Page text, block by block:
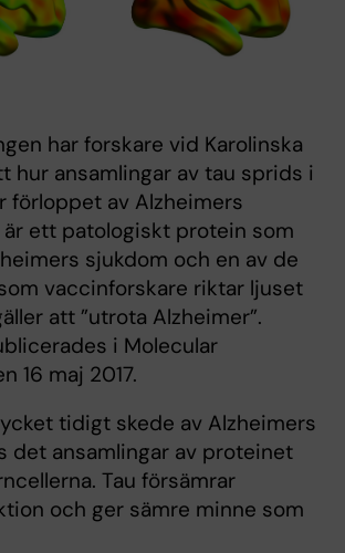
har forskare vid Karolinska
hur ansamlingar av tau sprids i
förloppet av Alzheimers
är ett patologiskt protein som
sjukdom och en av de
vaccinforskare riktar ljuset
att ”utrota Alzheimer”.
i Molecular
16 maj 2017.
tidigt skede av Alzheimers
det ansamlingar av proteinet
Tau försämrar
och ger sämre minne som